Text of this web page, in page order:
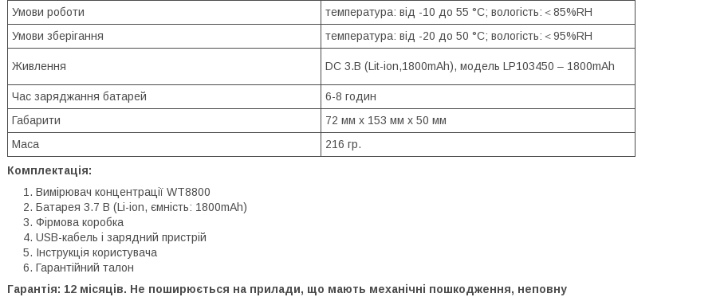
Умови роботи
температура: від -10 до 55 °C; вологість:＜85%RH
Умови зберігання
температура: від -20 до 50 °C; вологість:＜95%RH
Живлення DC 3.В (Lit-ion,1800mAh), модель LP103450 – 1800mAh
Час заряджання батарей
6-8 годин
Габарити
72 мм х 153 мм х 50 мм
Маса
216 гр.
Комплектація:
Вимірювач концентрації WT8800
Батарея 3.7 В (Li-ion, ємність: 1800mAh)
Фірмова коробка
USB-кабель і зарядний пристрій
Інструкція користувача
Гарантійний талон
Гарантія: 12 місяців. Не поширюється на прилади, що мають механічні пошкодження, неповну